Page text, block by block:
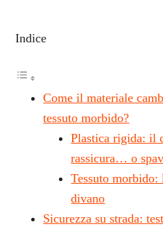
Indice
Come il materiale
tessuto morbido?
Plastica rigida: il
rassicura… o
Tessuto morbido:
divano
Sicurezza su strada: